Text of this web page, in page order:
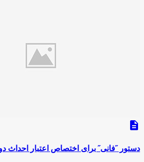
description
دستور ˝فانی˝ برای اختصاص اعتبار